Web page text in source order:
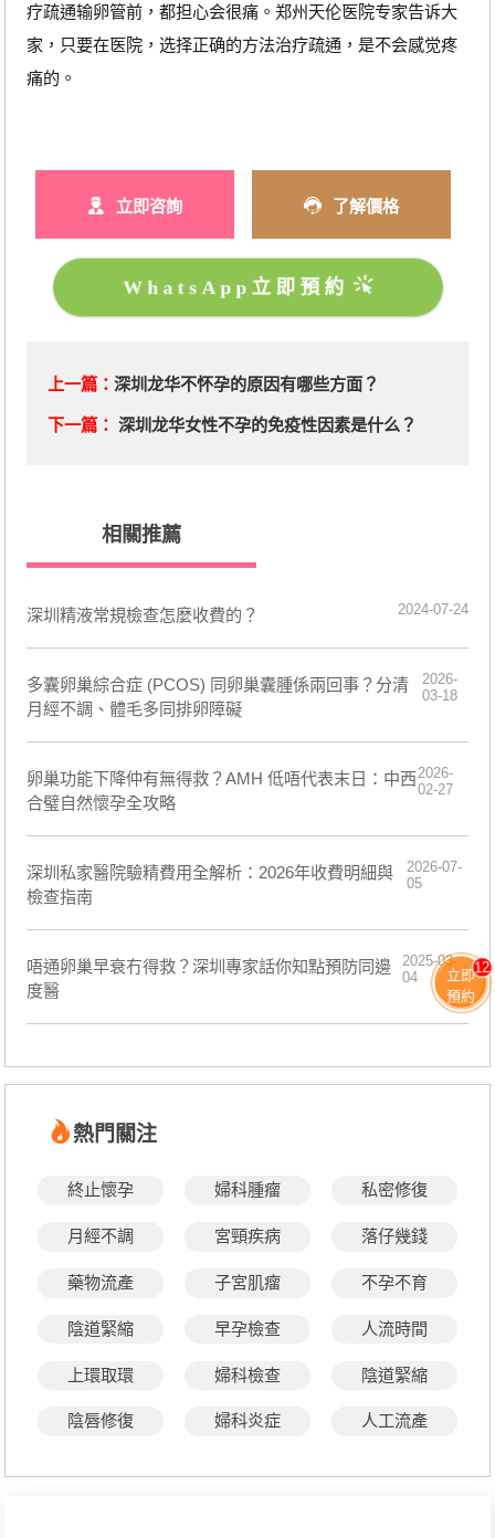
疗疏通输卵管前，都担心会很痛。郑州天伦医院专家告诉大
家，只要在医院，选择正确的方法治疗疏通，是不会感觉疼
痛的。
立即咨詢 了解價格
WhatsApp立即預約
上一篇： 深圳龙华不怀孕的原因有哪些方面？
下一篇： 深圳龙华女性不孕的免疫性因素是什么？
相關推薦
深圳精液常規檢查怎麼收費的？ 2024-07-24
多囊卵巢綜合症 (PCOS) 同卵巢囊腫係兩回事？分清
月經不調、體毛多同排卵障礙
2026-
03-18
卵巢功能下降仲有無得救？AMH 低唔代表末日：中西
合璧自然懷孕全攻略
2026-
02-27
深圳私家醫院驗精費用全解析：2026年收費明細與
檢查指南
2026-07-
05
唔通卵巢早衰冇得救？深圳專家話你知點預防同邊
度醫
2025-03-
04
熱門關注
終止懷孕 婦科腫瘤 私密修復
月經不調 宮頸疾病 落仔幾錢
藥物流產 子宮肌瘤 不孕不育
陰道緊縮 早孕檢查 人流時間
上環取環 婦科檢查 陰道緊縮
陰唇修復 婦科炎症 人工流產
立即
預約
12